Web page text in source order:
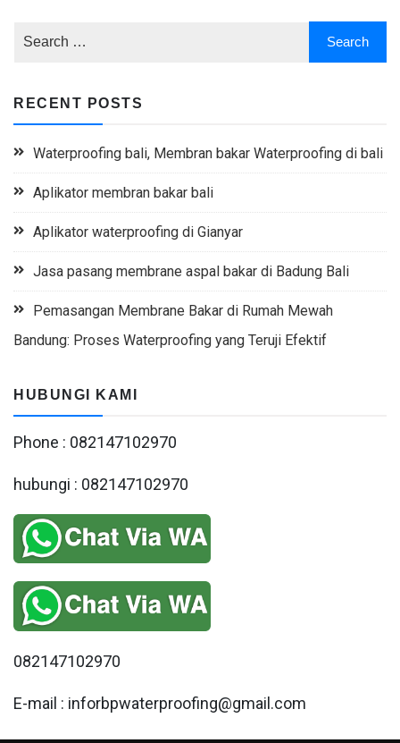
RECENT POSTS
Waterproofing bali, Membran bakar Waterproofing di bali
Aplikator membran bakar bali
Aplikator waterproofing di Gianyar
Jasa pasang membrane aspal bakar di Badung Bali
Pemasangan Membrane Bakar di Rumah Mewah
Bandung: Proses Waterproofing yang Teruji Efektif
HUBUNGI KAMI
Phone : 082147102970
hubungi : 082147102970
082147102970
E-mail : inforbpwaterproofing@gmail.com